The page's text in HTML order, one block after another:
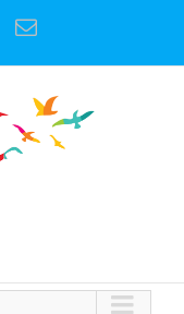
E-
das